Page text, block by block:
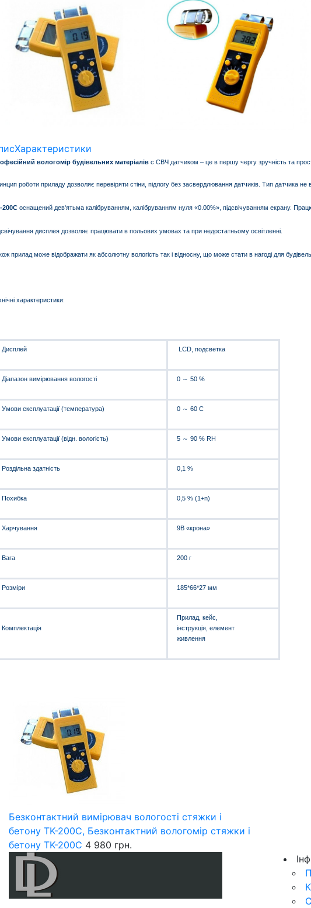
Характеристики
вологомір будівельних матеріалів с СВЧ датчиком – це в першу чергу зручність та
роботи приладу дозволяє перевіряти стіни, підлогу без засвердлювання датчиків. Тип датчика
200С оснащений дев'ятьма калібруванням, калібруванням нуля «0.00%», підсвічуванням екрану.
дисплея дозволяє працювати в польових умовах та при недостатньому освітленні.
прилад може відображати як абсолютну вологість так і відносну, що може стати в нагоді для
характеристики:
Дисплей LCD, подсветка
Діапазон вимірювання вологості 0 ～ 50 %
Умови експлуатації (температура) 0 ～ 60 С
Умови експлуатації (відн. вологість) 5 ～ 90 % RH
Роздільна здатність 0,1 %
Похибка 0,5 % (1+n)
Харчування 9В «крона»
Вага 200 г
Розміри 185*66*27 мм
Комплектація
Прилад, кейс,
інструкція, елемент
живлення
Безконтактний вимірювач вологості стяжки і
бетону TK-200С, Безконтактний вологомір стяжки і
бетону TK-200С 4 980 грн.